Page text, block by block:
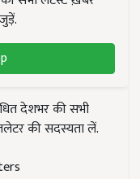
देशभर की सभी
की सदस्यता लें.